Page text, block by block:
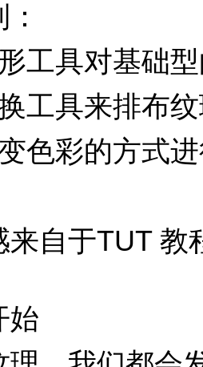
工具对基础
工具来排布
色彩的方式
来自于TUT
始